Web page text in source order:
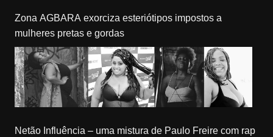
Zona AGBARA exorciza esteriótipos impostos a
mulheres pretas e gordas
Netão Influência – uma mistura de Paulo Freire com rap